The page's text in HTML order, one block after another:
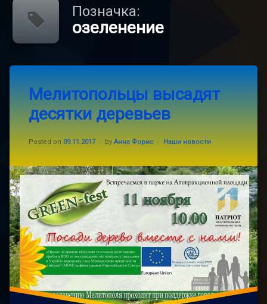
Позначка:
озеленение
Мелитопольцы высадят
десятки деревьев
Posted on 09.11.2017
Updated on 10.11.2017
by Анна Форис Categories:
Наши новости
грин-
фест
мелитополь
Коментарі
до
Мелитопольцы
высадят
деревьев